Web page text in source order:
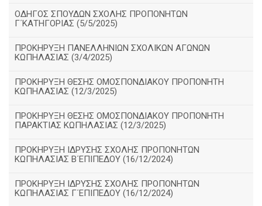
ΟΔΗΓΟΣ ΣΠΟΥΔΩΝ ΣΧΟΛΗΣ ΠΡΟΠΟΝΗΤΩΝ
Γ΄ΚΑΤΗΓΟΡΙΑΣ (5/5/2025)
ΠΡΟΚΗΡΥΞΗ ΠΑΝΕΛΛΗΝΙΩΝ ΣΧΟΛΙΚΩΝ ΑΓΩΝΩΝ
ΚΩΠΗΛΑΣΙΑΣ (3/4/2025)
ΠΡΟΚΗΡΥΞΗ ΘΕΣΗΣ ΟΜΟΣΠΟΝΔΙΑΚΟΥ ΠΡΟΠΟΝΗΤΗ
ΚΩΠΗΛΑΣΙΑΣ (12/3/2025)
ΠΡΟΚΗΡΥΞΗ ΘΕΣΗΣ ΟΜΟΣΠΟΝΔΙΑΚΟΥ ΠΡΟΠΟΝΗΤΗ
ΠΑΡΑΚΤΙΑΣ ΚΩΠΗΛΑΣΙΑΣ (12/3/2025)
ΠΡΟΚΗΡΥΞΗ ΙΔΡΥΣΗΣ ΣΧΟΛΗΣ ΠΡΟΠΟΝΗΤΩΝ
ΚΩΠΗΛΑΣΙΑΣ Β΄ΕΠΙΠΕΔΟΥ (16/12/2024)
ΠΡΟΚΗΡΥΞΗ ΙΔΡΥΣΗΣ ΣΧΟΛΗΣ ΠΡΟΠΟΝΗΤΩΝ
ΚΩΠΗΛΑΣΙΑΣ Γ΄ΕΠΙΠΕΔΟΥ (16/12/2024)